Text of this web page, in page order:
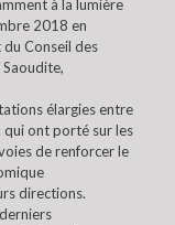
à la lumière
2018 en
Conseil des
élargies entre
qui ont porté sur les
de renforcer le
directions.